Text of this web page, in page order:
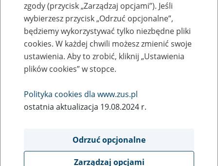
Dofinansowanie działań płatnika
składek na poprawę
bezpieczeństwa i higieny pracy -
konkurs nr 2020.01
ocenę merytoryczną – stan na 9 listopada 2021 r. (plik
Lista rankingowa projektów, które uzyskały pozytywną
zgody (przycisk „Zarządzaj opcjami”). Jeśli
wybierzesz przycisk „Odrzuć opcjonalne”,
będziemy wykorzystywać tylko niezbędne pliki
cookies. W każdej chwili możesz zmienić swoje
ustawienia. Aby to zrobić, kliknij „Ustawienia
plików cookies” w stopce.
Polityka cookies dla www.zus.pl
ostatnia aktualizacja 19.08.2024 r.
Odrzuć opcjonalne
Zarządzaj opcjami